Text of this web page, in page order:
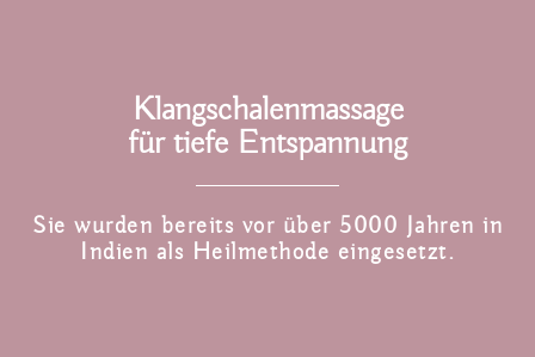
Klangschalenmassage
für tiefe Entspannung
Sie wurden bereits vor über 5000 Jahren in
Indien als Heilmethode eingesetzt.